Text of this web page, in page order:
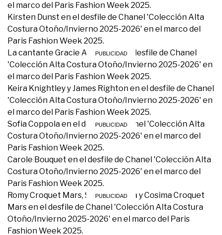
el marco del Paris Fashion Week 2025.
Kirsten Dunst en el desfile de Chanel 'Colección Alta
Costura Otoño/Invierno 2025-2026' en el marco del
Paris Fashion Week 2025.
La cantante Gracie Abrams en el desfile de Chanel
'Colección Alta Costura Otoño/Invierno 2025-2026' en
el marco del Paris Fashion Week 2025.
Keira Knightley y James Righton en el desfile de Chanel
'Colección Alta Costura Otoño/Invierno 2025-2026' en
el marco del Paris Fashion Week 2025.
Sofia Coppola en el desfile de Chanel 'Colección Alta
Costura Otoño/Invierno 2025-2026' en el marco del
Paris Fashion Week 2025.
Carole Bouquet en el desfile de Chanel 'Colección Alta
Costura Otoño/Invierno 2025-2026' en el marco del
Paris Fashion Week 2025.
Romy Croquet Mars, Sofia Coppola y Cosima Croquet
Mars en el desfile de Chanel 'Colección Alta Costura
Otoño/Invierno 2025-2026' en el marco del Paris
Fashion Week 2025.